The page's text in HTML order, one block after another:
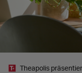
Theapolis